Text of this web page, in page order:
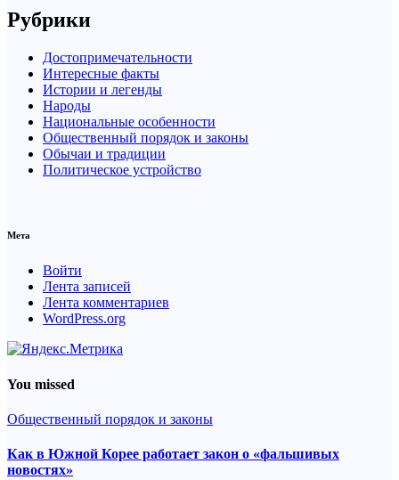
Рубрики
Достопримечательности
Интересные факты
Истории и легенды
Народы
Национальные особенности
Общественный порядок и законы
Обычаи и традиции
Политическое устройство
Мета
Войти
Лента записей
Лента комментариев
WordPress.org
You missed
Общественный порядок и законы
Как в Южной Корее работает закон о «фальшивых
новостях»